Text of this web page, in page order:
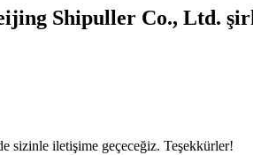
Shipuller Co., Ltd.
sizinle iletişime geçeceğiz. Teşekkürler!